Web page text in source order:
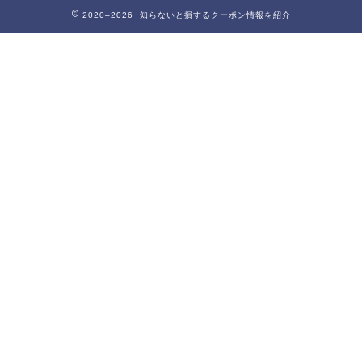
2020–2026 知らないと損するクーポン情報を紹介